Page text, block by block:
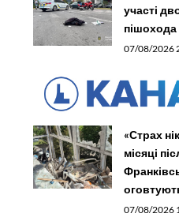
участі
пішохода
07/08/2026
«Страх
місяці
07/08/2026